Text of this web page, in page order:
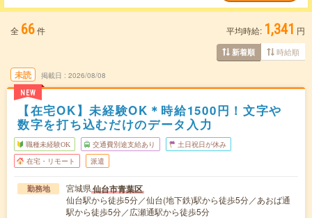
全 66件 平均時給: 1,341 円
新着順 時給順
未読
NEW
掲載日 2026/08/08
【在宅OK】未経験OK＊時給1500円！文字や
数字を打ち込むだけのデータ入力
職種未経験OK 交通費別途支給あり 土日祝日が休み
在宅・リモート 派遣
勤務地 宮城県仙台市青葉区
仙台駅から徒歩5分／仙台(地下鉄)駅から徒歩5分／あおば通
駅から徒歩5分／広瀬通駅から徒歩5分